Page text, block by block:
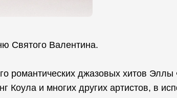
Святого Валентина.
романтических джазовых хитов
Коула и многих других артистов, в